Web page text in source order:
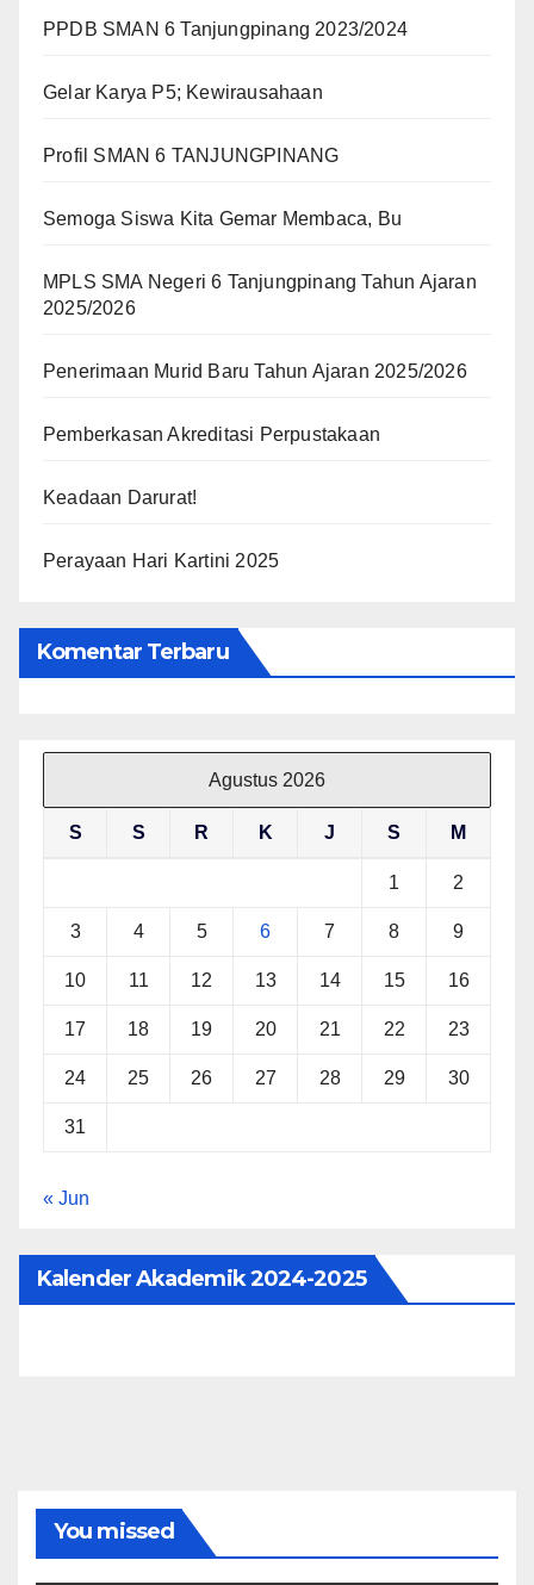
PPDB SMAN 6 Tanjungpinang 2023/2024
Gelar Karya P5; Kewirausahaan
Profil SMAN 6 TANJUNGPINANG
Semoga Siswa Kita Gemar Membaca, Bu
MPLS SMA Negeri 6 Tanjungpinang Tahun Ajaran
2025/2026
Penerimaan Murid Baru Tahun Ajaran 2025/2026
Pemberkasan Akreditasi Perpustakaan
Keadaan Darurat!
Perayaan Hari Kartini 2025
Komentar Terbaru
Agustus 2026
S S R K J S M
1 2
3 4 5 6 7 8 9
10 11 12 13 14 15 16
17 18 19 20 21 22 23
24 25 26 27 28 29 30
31
« Jun
Kalender Akademik 2024-2025
You missed